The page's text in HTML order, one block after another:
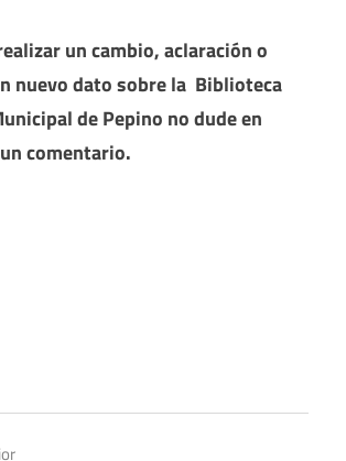
un cambio, aclaración o
nuevo dato sobre la Biblioteca
de Pepino no dude en
comentario.